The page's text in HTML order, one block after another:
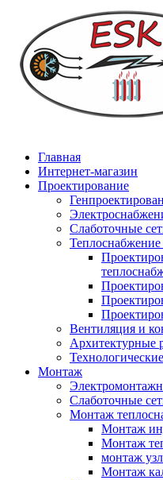
Главная
Интернет-магазин
Проектирование
Слаботочные
Вентиляция и
Архитектурные
Монтаж
Слаботочные
Монтаж
Монтаж
Монтаж
монтаж
Монтаж